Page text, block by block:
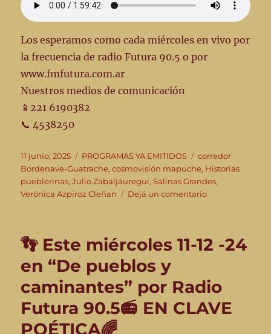
Los esperamos como cada miércoles en vivo por
la frecuencia de radio Futura 90.5 o por
www.fmfutura.com.ar
Nuestros medios de comunicación
📱221 6190382
📞 4538250
Publicado
el
11 junio, 2025 Categorías
PROGRAMAS YA EMITIDOS Etiquetas
corredor
Bordenave-Guatrache,cosmovisión mapuche, Historias
pueblerinas,Julio Zabaljáuregui,Salinas Grandes,
Verónica Azpiroz Cleñan
Dejá un comentarioen
y
06-
25
–
👣 Este miércoles 11-12 -24
en “De pueblos y
caminantes” por Radio
Futura 90.5📻 EN CLAVE
POÉTICA🌈